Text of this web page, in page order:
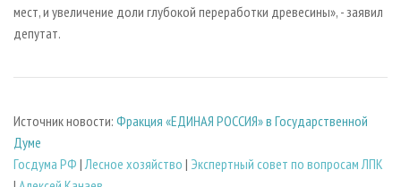
мест, и увеличение доли глубокой переработки древесины», - заявил
депутат.
Источник новости: Фракция «ЕДИНАЯ РОССИЯ» в Государственной
Думе
Госдума РФ |Лесное хозяйство | Экспертный совет по вопросам ЛПК